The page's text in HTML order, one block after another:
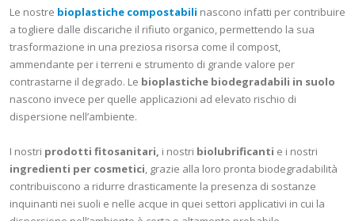
Le nostre bioplastiche compostabili nascono infatti per contribuire
a togliere dalle discariche il rifiuto organico, permettendo la sua
trasformazione in una preziosa risorsa come il compost,
ammendante per i terreni e strumento di grande valore per
contrastarne il degrado. Le bioplastiche biodegradabili in suolo
nascono invece per quelle applicazioni ad elevato rischio di
dispersione nell’ambiente.
I nostri prodotti fitosanitari, i nostri biolubrificanti e i nostri
ingredienti per cosmetici , grazie alla loro pronta biodegradabilità
contribuiscono a ridurre drasticamente la presenza di sostanze
inquinanti nei suoli e nelle acque in quei settori applicativi in cui la